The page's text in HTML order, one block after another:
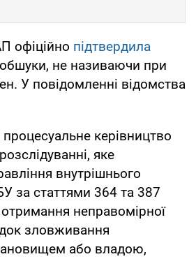
офіційно підтвердила
не називаючи при
У повідомленні відомства
керівництво
яке
внутрішнього
за статтями 364 та 387
неправомірної
зловживання
або владою,